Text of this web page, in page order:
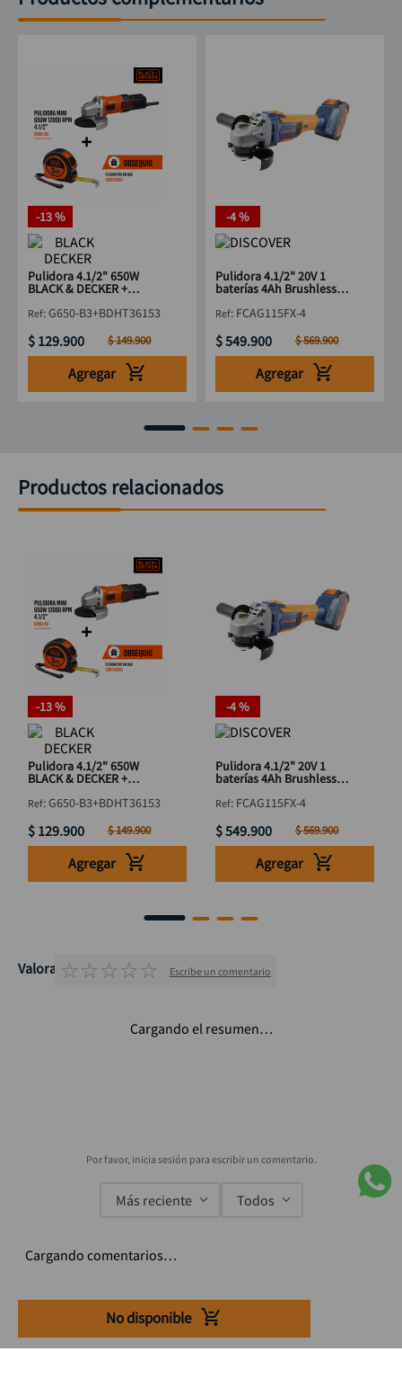
No disponible
-13 %
Pulidora 4.1/2" 650W
BLACK & DECKER +
:G650-B3+BDHT36153
$ 129.900 $149.900
Agregar
-4 %
Pulidora 4.1/2" 20V 1
baterías 4Ah Brushless
: FCAG115FX-4
$549.900 $569.900
Agregar
Productos relacionados
-13 %
Pulidora 4.1/2" 650W
BLACK & DECKER +
:G650-B3+BDHT36153
$ 129.900 $149.900
Agregar
-4 %
Pulidora 4.1/2" 20V 1
baterías 4Ah Brushless
: FCAG115FX-4
$549.900 $569.900
Agregar
Valoraciones
☆☆☆☆☆ Escribe un comentario
Cargando el resumen…
Más reciente Todos
Cargando comentarios…
Suscríbete a nuestro Newsletter